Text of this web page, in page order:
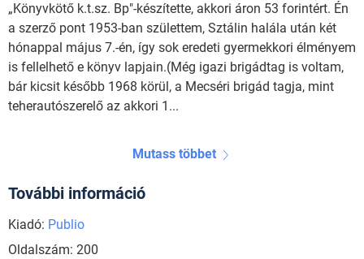
„Könyvkötő k.t.sz. Bp"-készítette, akkori áron 53 forintért. Én
a szerző pont 1953-ban születtem, Sztálin halála után két
hónappal május 7.-én, így sok eredeti gyermekkori élményem
is fellelhető e könyv lapjain.(Még igazi brigádtag is voltam,
bár kicsit később 1968 körül, a Mecséri brigád tagja, mint
teherautószerelő az akkori 1...
Mutass többet
További információ
Kiadó: Publio
Oldalszám: 200